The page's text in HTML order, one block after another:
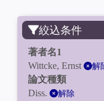
絞込条件
著者名1
Wittcke, Ernst
解
論文種類
Diss.
解除